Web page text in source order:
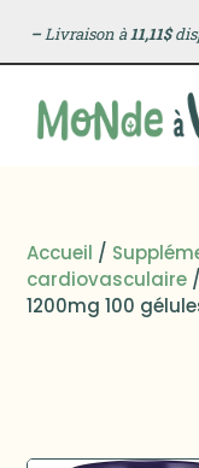
–Livraison à11,11$
Accueil /
cardiovasculaire
1200mg 100